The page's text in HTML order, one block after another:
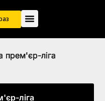
прем'єр-ліга
ліга